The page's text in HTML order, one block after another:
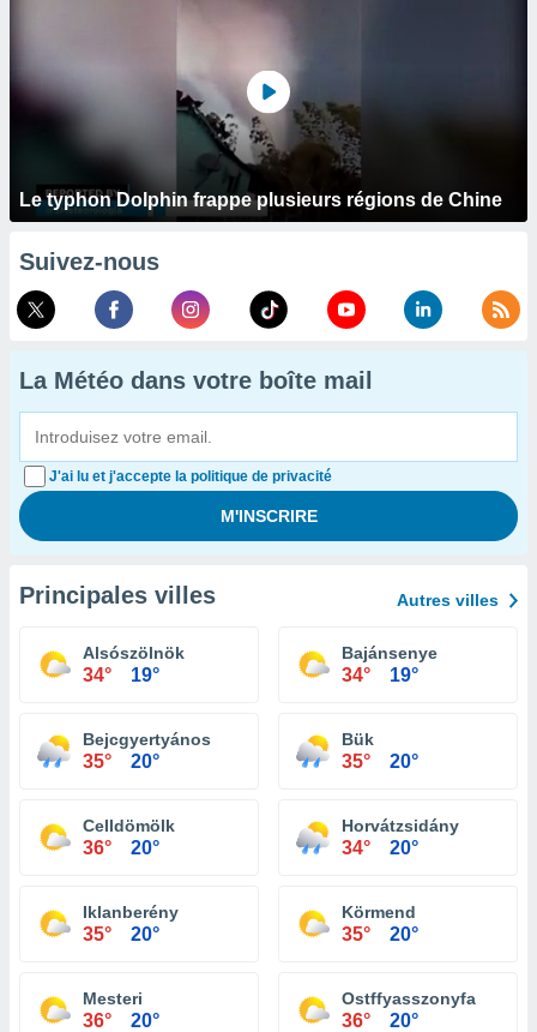
Le typhon Dolphin frappe plusieurs régions de Chine
Suivez-nous
La Météo dans votre boîte mail
J'ai lu et j'accepte la politique de privacité
Principales villes Autres villes
Alsószölnök
34° 19°
Bajánsenye
34° 19°
Bejcgyertyános
35° 20°
Bük
35° 20°
Celldömölk
36° 20°
Horvátzsidány
34° 20°
Iklanberény
35° 20°
Körmend
35° 20°
Mesteri
36° 20°
Ostffyasszonyfa
36° 20°